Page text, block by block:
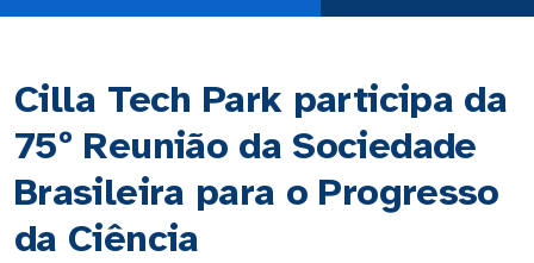
Cilla Tech Park participa da
75º Reunião da Sociedade
Brasileira para o Progresso
da Ciência